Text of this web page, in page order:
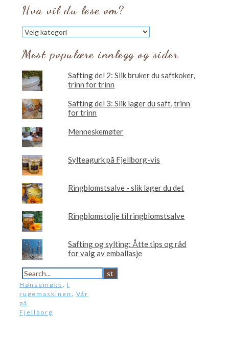
Hva vil du lese om?
Hva
vil
du
lese
Mest populære innlegg og sider
Safting del 2: Slik bruker du saftkoker,
trinn for trinn
Safting del 3: Slik lager du saft, trinn
for trinn
Menneskemøter
Sylteagurk på Fjellborg-vis
Ringblomstsalve - slik lager du det
Ringblomstolje til ringblomstsalve
Safting og sylting: Åtte tips og råd
for valg av emballasje
Hønsemøkk , I
rugemaskinen , Vår
på
Fjellborg